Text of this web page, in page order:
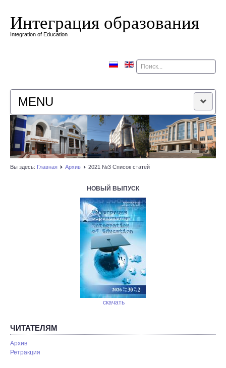
Интеграция образования
Integration of Education
Поиск
MENU
ГЛАВНАЯ
РЕДАКЦИОННАЯ КОЛЛЕГИЯ
Вы здесь: Главная Архив 2021 №3 Список статей
НОВЫЙ ВЫПУСК
скачать
ЧИТАТЕЛЯМ
Архив
Ретракция